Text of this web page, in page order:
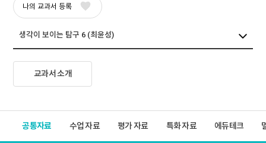
나의 교과서 등록
교과서 소개
공통자료 수업 자료 평가 자료 특화 자료 에듀테크